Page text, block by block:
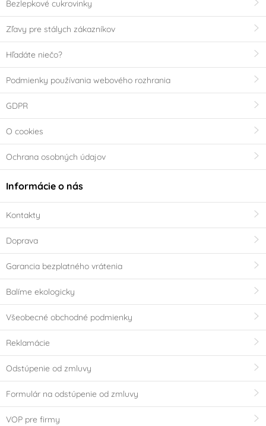
Bezlepkové cukrovinky
Zľavy pre stálych zákazníkov
Hľadáte niečo?
Podmienky používania webového rozhrania
GDPR
O cookies
Ochrana osobných údajov
Informácie o nás
Kontakty
Doprava
Garancia bezplatného vrátenia
Balíme ekologicky
Všeobecné obchodné podmienky
Reklamácie
Odstúpenie od zmluvy
Formulár na odstúpenie od zmluvy
VOP pre firmy